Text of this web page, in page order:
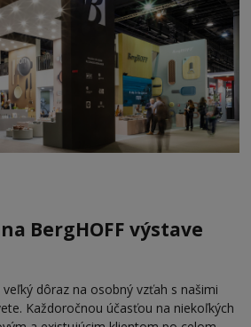
BergHOFF výstave
veľký dôraz na osobný vzťah s našimi
Každoročnou účasťou na niekoľkých